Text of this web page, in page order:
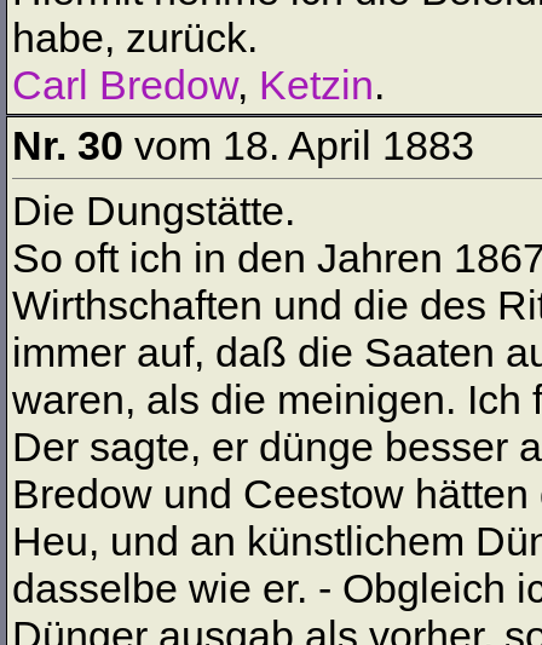
habe, zurück.
Carl Bredow, Ketzin.
Nr. 30 vom 18. April 1883
Die Dungstätte.
So oft ich in den Jahren
Wirthschaften und die des
immer auf, daß die Saaten
waren, als die meinigen. Ich
Der sagte, er dünge besser
Bredow und Ceestow
Heu, und an künstlichem
dasselbe wie er. - Obgleich
Dünger ausgab als vorher,